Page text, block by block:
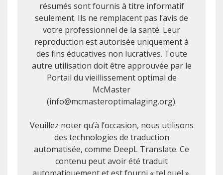
résumés sont fournis à titre informatif
seulement. Ils ne remplacent pas l’avis de
votre professionnel de la santé. Leur
reproduction est autorisée uniquement à
des fins éducatives non lucratives. Toute
autre utilisation doit être approuvée par le
Portail du vieillissement optimal de
McMaster
(info@mcmasteroptimalaging.org).
Veuillez noter qu’à l’occasion, nous utilisons
des technologies de traduction
automatisée, comme DeepL Translate. Ce
contenu peut avoir été traduit